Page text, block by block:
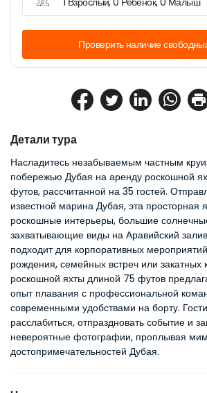
Детали тура
Насладитесь незабываемым частным
побережью Дубая на аренду роскошной
футов, рассчитанной на 35 гостей.
известной марина Дубая, эта просторная
роскошные интерьеры, большие
захватывающие виды на Аравийский
подходит для корпоративных
рождения, семейных встреч или закатных
роскошной яхты длиной 75 футов
опыт плавания с профессиональной
современными удобствами на борту.
расслабиться, отпраздновать событие и
невероятные фотографии, проплывая
достопримечательностей Дубая.
Проверить наличие